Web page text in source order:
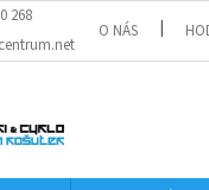
268
O NÁS